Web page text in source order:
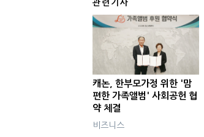
관련기사
캐논, 한부모가정 위한 '맘
편한 가족앨범' 사회공헌 협
약 체결
비즈니스